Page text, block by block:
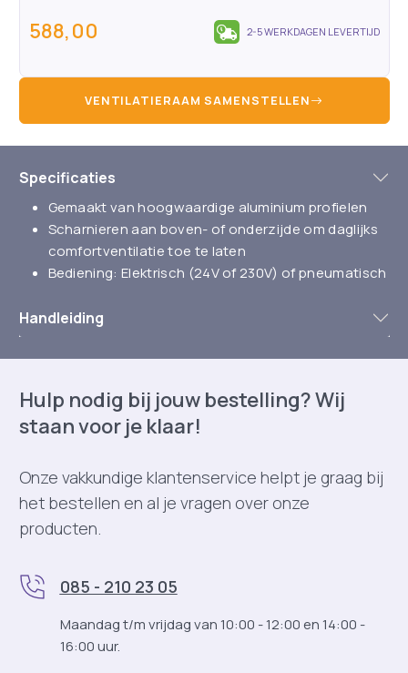
588,00 2-5 WERKDAGEN LEVERTIJD
VENTILATIERAAM SAMENSTELLEN
Specificaties
Gemaakt van hoogwaardige aluminium profielen
Scharnieren aan boven- of onderzijde om daglijks
comfortventilatie toe te laten
Bediening: Elektrisch (24V of 230V) of pneumatisch
Handleiding
Hulp nodig bij jouw bestelling? Wij
staan voor je klaar!
Onze vakkundige klantenservice helpt je graag bij
het bestellen en al je vragen over onze
producten.
085 - 210 23 05
Maandag t/m vrijdag van 10:00 - 12:00 en 14:00 -
16:00 uur.